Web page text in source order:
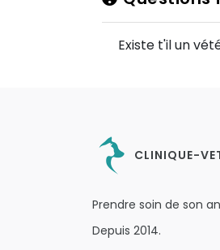
Existe t'il un
CLINIQUE-
Prendre soin de son
Depuis 2014.